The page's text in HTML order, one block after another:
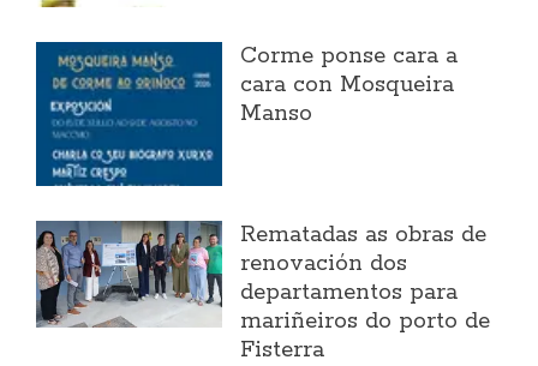
Corme ponse cara a
cara con Mosqueira
Manso
Rematadas as obras de
renovación dos
departamentos para
mariñeiros do porto de
Fisterra